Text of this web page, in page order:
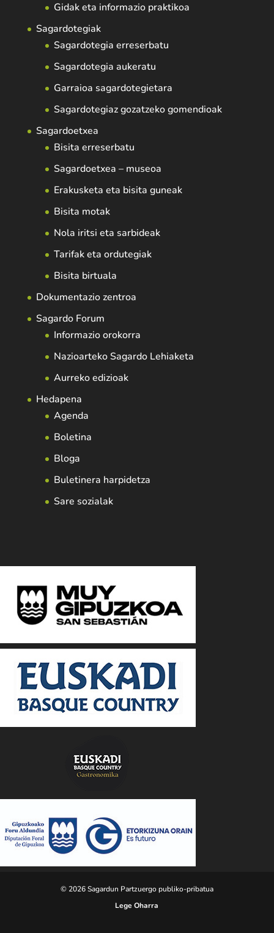
Gidak eta informazio praktikoa
Sagardotegiak
Sagardotegia erreserbatu
Sagardotegia aukeratu
Garraioa sagardotegietara
Sagardotegiaz gozatzeko gomendioak
Sagardoetxea
Bisita erreserbatu
Sagardoetxea – museoa
Erakusketa eta bisita guneak
Bisita motak
Nola iritsi eta sarbideak
Tarifak eta ordutegiak
Bisita birtuala
Dokumentazio zentroa
Sagardo Forum
Informazio orokorra
Nazioarteko Sagardo Lehiaketa
Aurreko edizioak
Hedapena
Agenda
Boletina
Bloga
Buletinera harpidetza
Sare sozialak
© 2026 Sagardun Partzuergo publiko-pribatua
Lege Oharra